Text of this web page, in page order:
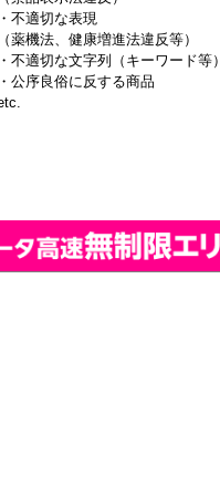
・不適切な表現
（薬機法、健康増進法違反等）
・不適切な文字列（キーワード等
・公序良俗に反する商品